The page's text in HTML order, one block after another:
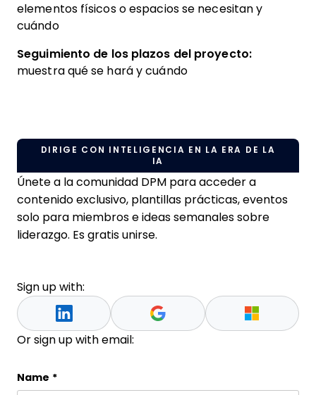
elementos físicos o espacios se necesitan y
cuándo
Seguimiento de los plazos del proyecto:
muestra qué se hará y cuándo
DIRIGE CON INTELIGENCIA EN LA ERA DE LA
IA
Únete a la comunidad DPM para acceder a
contenido exclusivo, plantillas prácticas, eventos
solo para miembros e ideas semanales sobre
liderazgo. Es gratis unirse.
Sign up with:
Or sign up with email:
Facebook
Name *